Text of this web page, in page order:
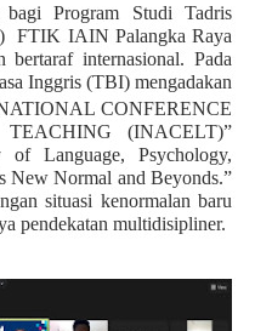
bagi Program Studi Tadris
FTIK IAIN Palangka Raya
bertaraf internasional. Pada
Inggris (TBI) mengadakan
CONFERENCE
(INACELT)”
of Language, Psychology,
New Normal and Beyonds.”
situasi kenormalan baru
pendekatan multidisipliner.